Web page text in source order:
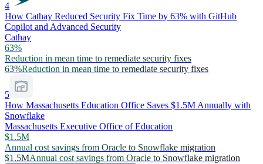
4
How Cathay Reduced Security Fix Time by 63% with GitHub
Copilot and Advanced Security
Cathay
63%
Reduction in mean time to remediate security fixes
63%Reduction in mean time to remediate security fixes
5
How Massachusetts Education Office Saves $1.5M Annually with
Snowflake
Massachusetts Executive Office of Education
$1.5M
Annual cost savings from Oracle to Snowflake migration
$1.5MAnnual cost savings from Oracle to Snowflake migration